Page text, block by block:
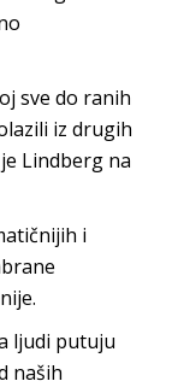
sve do ranih
iz drugih
Lindberg na
i
ljudi putuju
naših